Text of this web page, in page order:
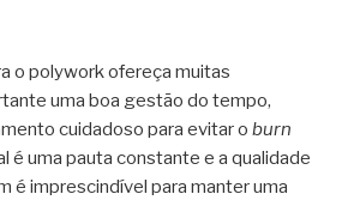
o polywork ofereça muitas
uma boa gestão do tempo,
cuidadoso para evitar o burn
é uma pauta constante e a qualidade
é imprescindível para manter uma